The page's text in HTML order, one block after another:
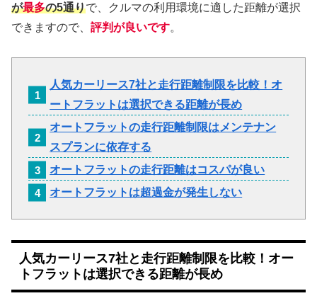
が最多の5通りで、クルマの利用環境に適した距離が選択
できますので、 評判が良いです。
人気カーリース7社と走行距離制限を比較！オ
ートフラットは選択できる距離が長め
オートフラットの走行距離制限はメンテナン
スプランに依存する
オートフラットの走行距離はコスパが良い
オートフラットは超過金が発生しない
人気カーリース7社と走行距離制限を比較！オー
トフラットは選択できる距離が長め